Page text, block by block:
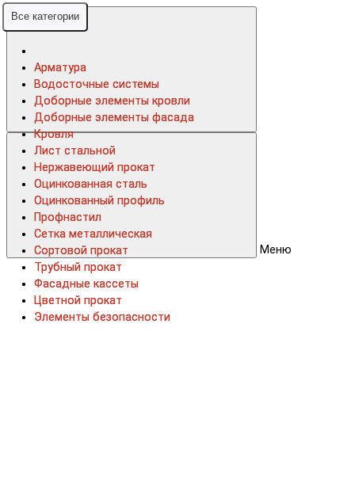
Меню
Все категории
Арматура
Водосточные системы
Доборные элементы кровли
Доборные элементы фасада
Кровля
Лист стальной
Нержавеющий прокат
Оцинкованная сталь
Оцинкованный профиль
Профнастил
Сетка металлическая
Сортовой прокат
Трубный прокат
Фасадные кассеты
Цветной прокат
Элементы безопасности
Все категории
Арматура
Водосточные системы
Доборные элементы кровли
Доборные элементы фасада
Кровля
Лист стальной
Нержавеющий прокат
Оцинкованная сталь
Оцинкованный профиль
Профнастил
Сетка металлическая
Сортовой прокат
Трубный прокат
Фасадные кассеты
Цветной прокат
Элементы безопасности